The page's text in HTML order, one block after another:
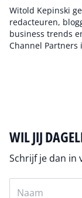
Witold Kepinski
redacteuren,
business trends
Channel Partners
WIL JIJ
Schrijf je dan in